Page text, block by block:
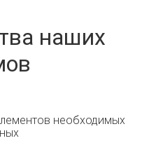
наших
необходимых